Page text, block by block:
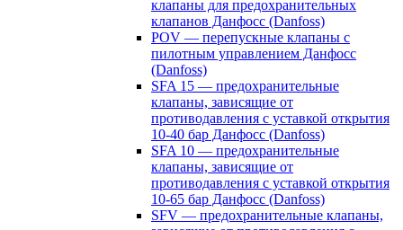
клапаны для предохранительных
клапанов Данфосс (Danfoss)
POV — перепускные клапаны с
пилотным управлением Данфосс
(Danfoss)
SFA 15 — предохранительные
клапаны, зависящие от
противодавления с уставкой открытия
10-40 бар Данфосс (Danfoss)
SFA 10 — предохранительные
клапаны, зависящие от
противодавления с уставкой открытия
10-65 бар Данфосс (Danfoss)
SFV — предохранительные клапаны,